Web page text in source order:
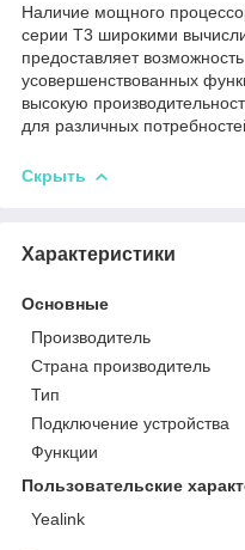
Наличие мощного
серии T3 широкими
предоставляет
усовершенствованных
высокую
для различных
Скрыть
Характеристики
Основные
Производитель
Страна производитель
Тип
Подключение устройства
Функции
Пользовательские
Yealink